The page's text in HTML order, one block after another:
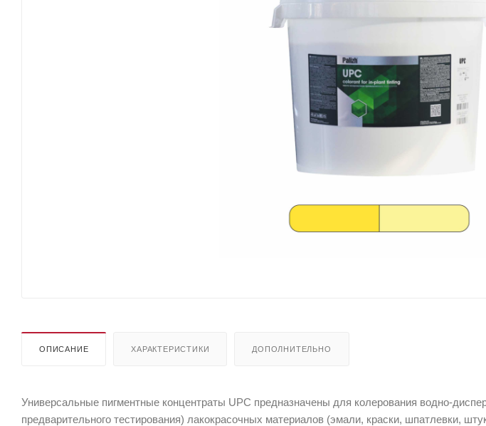
ОПИСАНИЕ ХАРАКТЕРИСТИКИ ДОПОЛНИТЕЛЬНО
Универсальные пигментные концентраты UPC предназначены для колерования водно-
предварительного тестирования) лакокрасочных материалов (эмали, краски, шпатлевки,